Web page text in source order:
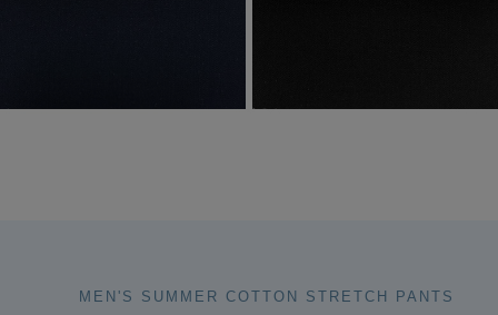
MEN'S SUMMER COTTON STRETCH PANTS